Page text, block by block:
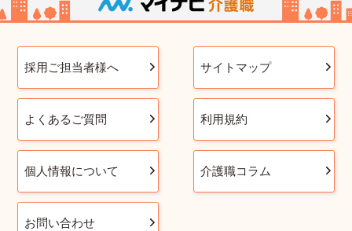
採用ご担当者様へ サイトマップ
よくあるご質問 利用規約
個人情報について 介護職コラム
お問い合わせ